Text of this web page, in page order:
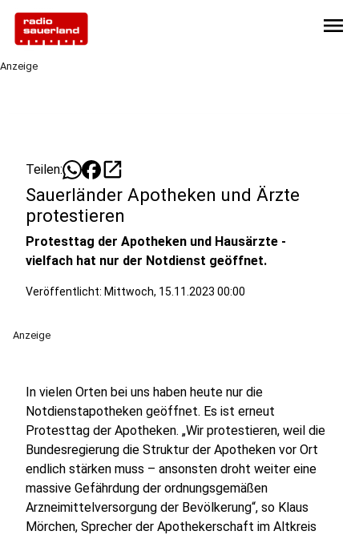
menu
Anzeige
Teilen: open_in_new
Sauerländer Apotheken und Ärzte
protestieren
Protesttag der Apotheken und Hausärzte -
vielfach hat nur der Notdienst geöffnet.
Veröffentlicht: Mittwoch, 15.11.2023 00:00
Anzeige
In vielen Orten bei uns haben heute nur die
Notdienstapotheken geöffnet. Es ist erneut
Protesttag der Apotheken. „Wir protestieren, weil die
Bundesregierung die Struktur der Apotheken vor Ort
endlich stärken muss – ansonsten droht weiter eine
massive Gefährdung der ordnungsgemäßen
Arzneimittelversorgung der Bevölkerung“, so Klaus
Mörchen, Sprecher der Apothekerschaft im Altkreis